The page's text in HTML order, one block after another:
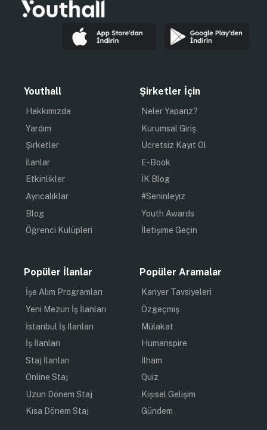
Youthall
Hakkımızda
Yardım
Şirketler
İlanlar
Etkinlikler
Ayrıcalıklar
Blog
Öğrenci Kulüpleri
Şirketler İçin
Neler Yaparız?
Kurumsal Giriş
Ücretsiz Kayıt Ol
E-Book
İK Blog
#Seninleyiz
Youth Awards
İletişime Geçin
Popüler İlanlar
İşe Alım Programları
Yeni Mezun İş İlanları
İstanbul İş İlanları
İş İlanları
Staj İlanları
Online Staj
Uzun Dönem Staj
Kısa Dönem Staj
Popüler Aramalar
Kariyer Tavsiyeleri
Özgeçmiş
Mülakat
Humanspire
İlham
Quiz
Kişisel Gelişim
Gündem